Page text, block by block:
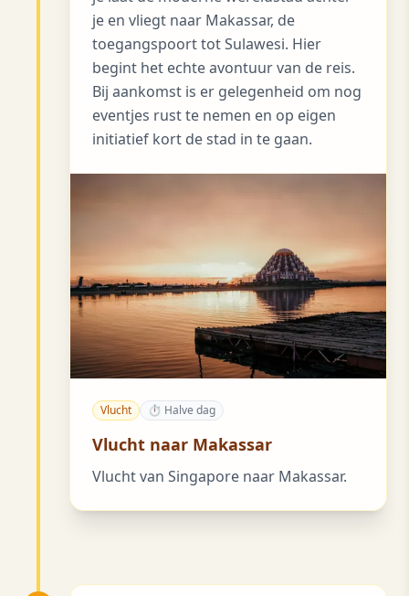
je en vliegt naar Makassar, de
toegangspoort tot Sulawesi. Hier
begint het echte avontuur van de reis.
Bij aankomst is er gelegenheid om nog
eventjes rust te nemen en op eigen
initiatief kort de stad in te gaan.
Vlucht ⏱ Halve dag
Vlucht naar Makassar
Vlucht van Singapore naar Makassar.